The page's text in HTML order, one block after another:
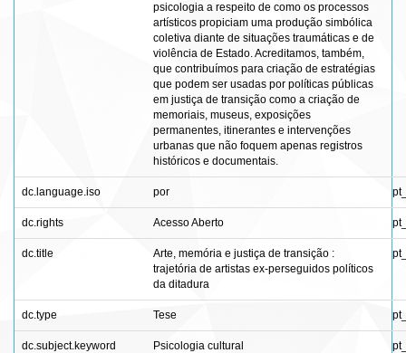
psicologia a respeito de como os processos
artísticos propiciam uma produção simbólica
coletiva diante de situações traumáticas e de
violência de Estado. Acreditamos, também,
que contribuímos para criação de estratégias
que podem ser usadas por políticas públicas
em justiça de transição como a criação de
memoriais, museus, exposições
permanentes, itinerantes e intervenções
urbanas que não foquem apenas registros
históricos e documentais.
dc.language.iso por
dc.rights Acesso Aberto
dc.title
Arte, memória e justiça de transição :
trajetória de artistas ex-perseguidos políticos
da ditadura
dc.type Tese
dc.subject.keyword Psicologia cultural